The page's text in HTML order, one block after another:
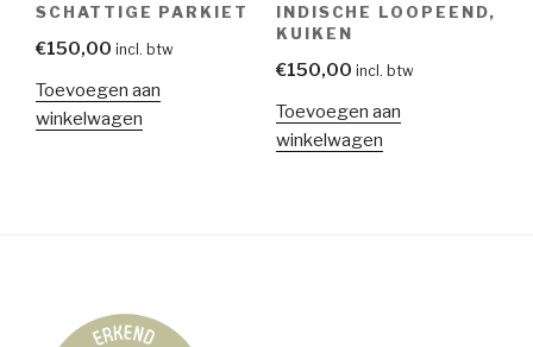
SCHATTIGE PARKIET
€150,00 incl. btw
Toevoegen aan
winkelwagen
INDISCHE LOOPEEND,
KUIKEN
€150,00 incl. btw
Toevoegen aan
winkelwagen